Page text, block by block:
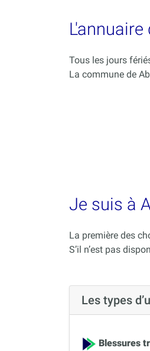
Tous les jours
La commune de
Je suis à
La première des
S’il n’est pas
Les types
Blessures